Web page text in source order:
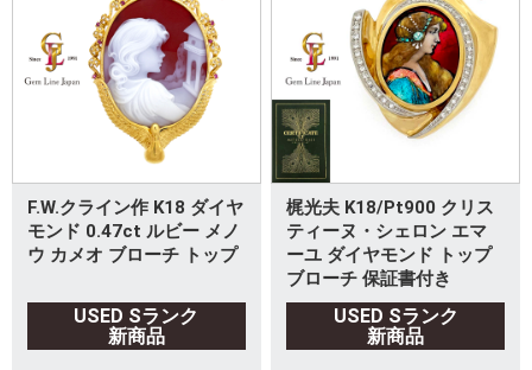
F.W.クライン作 K18 ダイヤ
モンド 0.47ct ルビー メノ
ウ カメオ ブローチ トップ
USED Sランク
新商品
梶光夫 K18/Pt900 クリス
ティーヌ・シェロン エマ
ーユ ダイヤモンド トップ
ブローチ 保証書付き
USED Sランク
新商品